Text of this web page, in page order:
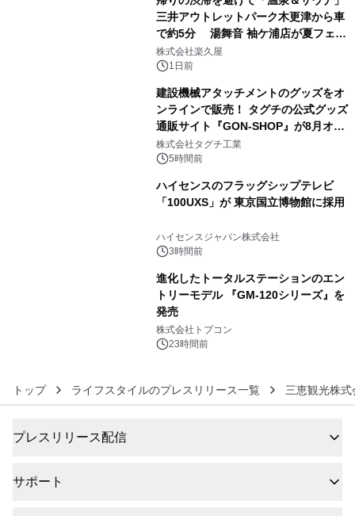
三井アウトレットパーク木更津から車
で約5分 湯舞音 袖ケ浦店が夏フェア
メニューを提供
株式会社楽久屋
1日前
建設機械アタッチメントのグッズをオ
ンラインで販売！ タグチの公式グッズ
通販サイト『GON-SHOP』が8月オー
プン
株式会社タグチ工業
5時間前
ハイセンスのフラッグシップテレビ
「100UXS」が 東京国立博物館に採用
ハイセンスジャパン株式会社
3時間前
進化したトータルステーションのエン
トリーモデル 『GM-120シリーズ』を
発売
株式会社トプコン
23時間前
トップ ライフスタイルのプレスリリース一覧 三恵観光株式
プレスリリース配信
サポート